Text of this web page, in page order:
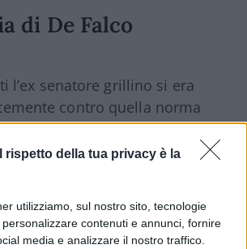
Il rispetto della tua privacy è la
utilizziamo, sul nostro sito, tecnologie
contenuti e annunci, fornire
media e analizzare il nostro traffico.
di De Falco
l’ex senatore grillino si era
contro quella norma
Stelle. Un’opposizione che
la cacciata dal
fu contestato il no al decreto
fu la goccia che fece traboccare il
2018. Contestai i 12 articoli